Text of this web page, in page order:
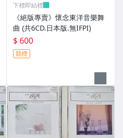
下標即結標
《絕版專賣》懷念東洋音樂舞
曲 (共6CD.日本版.無IFPI)
$ 600
競標